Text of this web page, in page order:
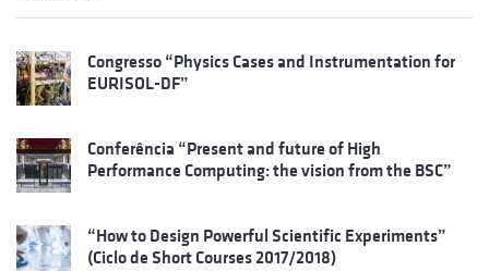
Congresso “Physics Cases and Instrumentation for
EURISOL-DF”
Conferência “Present and future of High
Performance Computing: the vision from the BSC”
“How to Design Powerful Scientific Experiments”
(Ciclo de Short Courses 2017/2018)